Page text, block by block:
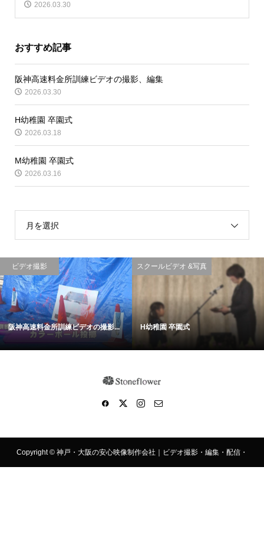
2026.03.30
おすすめ記事
阪神高速料金所訓練ビデオの撮影、編集
2026.03.30
H幼稚園 卒園式
2026.03.18
M幼稚園 卒園式
2026.03.16
月を選択
ビデオ撮影
阪神高速料金所訓練ビデオの撮影...
スクールビデオ &写真
H幼稚園 卒園式
Copyright © 神戸・大阪の安心映像制作会社｜ビデオ撮影・編集・配信・